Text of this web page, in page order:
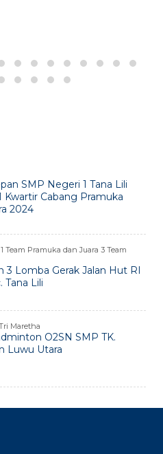
SMP Negeri 1 Tana Lili
Kwartir Cabang Pramuka
2024
Team Pramuka dan Juara 3 Team
3 Lomba Gerak Jalan Hut RI
Tana Lili
Maretha
O2SN SMP TK.
Luwu Utara